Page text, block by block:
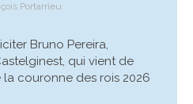
Portarrieu
Bruno Pereira,
qui vient de
couronne des rois 2026